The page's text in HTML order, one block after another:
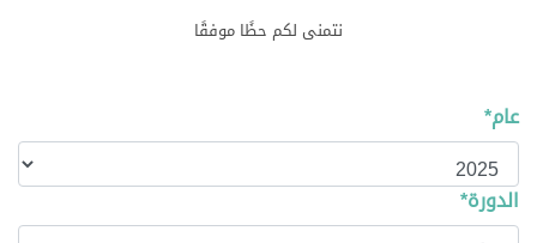
نتمنى لكم حظًا موفقًا
عام*
الدورة*